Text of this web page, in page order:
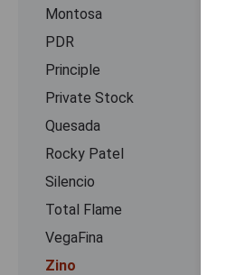
Montosa
PDR
Principle
Private Stock
Quesada
Rocky Patel
Silencio
Total Flame
VegaFina
Zino